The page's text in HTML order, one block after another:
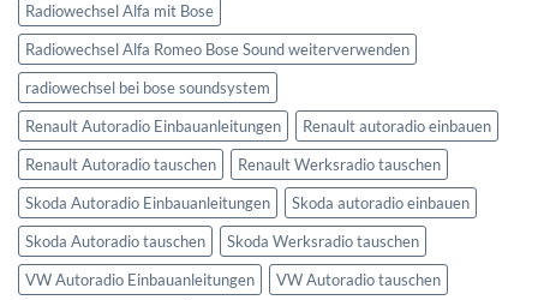
Radiowechsel Alfa mit Bose
Radiowechsel Alfa Romeo Bose Sound weiterverwenden
radiowechsel bei bose soundsystem‎
Renault Autoradio Einbauanleitungen
Renault autoradio einbauen
Renault Autoradio tauschen
Renault Werksradio tauschen
Skoda Autoradio Einbauanleitungen
Skoda autoradio einbauen
Skoda Autoradio tauschen
Skoda Werksradio tauschen
VW Autoradio Einbauanleitungen
VW Autoradio tauschen